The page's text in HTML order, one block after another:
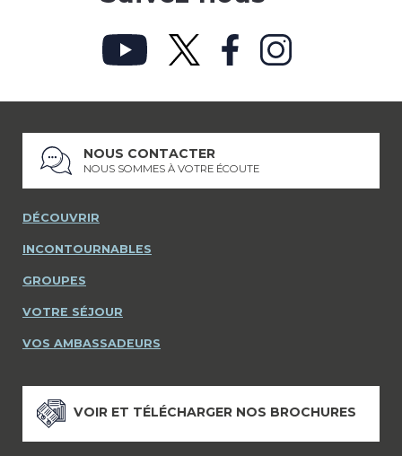
NOUS CONTACTER
NOUS SOMMES À VOTRE ÉCOUTE
DÉCOUVRIR
INCONTOURNABLES
GROUPES
VOTRE SÉJOUR
VOS AMBASSADEURS
VOIR ET TÉLÉCHARGER NOS BROCHURES